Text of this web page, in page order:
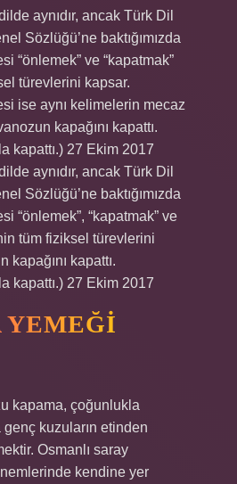
aynıdır, ancak Türk Dil
Sözlüğü’ne baktığımızda
“önlemek” ve “kapatmak”
türevlerini kapsar.
ise aynı kelimelerin mecaz
kapağını kapattı.
kapattı.) 27 Ekim 2017
aynıdır, ancak Türk Dil
Sözlüğü’ne baktığımızda
“önlemek”, “kapatmak” ve
tüm fiziksel türevlerini
kapağını kapattı.
kapattı.) 27 Ekim 2017
YEMEĞI
kapama, çoğunlukla
kuzuların etinden
Osmanlı saray
kendine yer